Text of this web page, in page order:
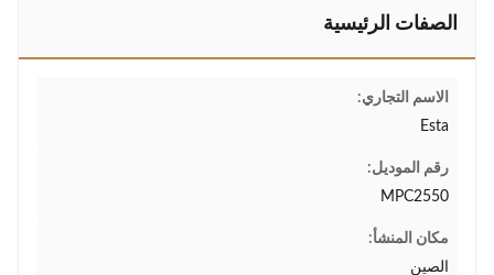
الصفات الرئيسية
الاسم التجاري:
Esta
رقم الموديل:
MPC2550
مكان المنشأ:
الصين